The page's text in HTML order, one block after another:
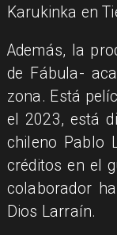
Karukinka en
Además, la
de Fábula-
zona. Está
el 2023, está
chileno Pablo
créditos en el
colaborador
Dios Larraín.